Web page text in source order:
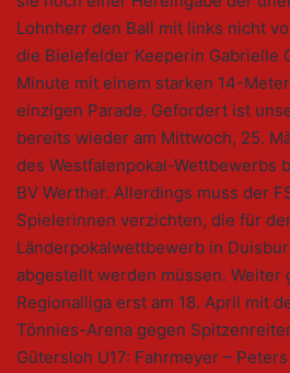
Lohnherr den Ball mit links nicht
die Bielefelder Keeperin Gabrielle
Minute mit einem starken 14-
einzigen Parade. Gefordert ist
bereits wieder am Mittwoch, 25.
des Westfalenpokal-Wettbewerbs
BV Werther. Allerdings muss der
Spielerinnen verzichten, die für
Länderpokalwettbewerb in
abgestellt werden müssen. Weiter
Regionalliga erst am 18. April mit
Tönnies-Arena gegen
Gütersloh U17: Fahrmeyer –